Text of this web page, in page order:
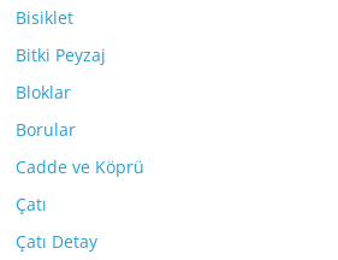
Bisiklet
Bitki Peyzaj
Bloklar
Borular
Cadde ve Köprü
Çatı
Çatı Detay